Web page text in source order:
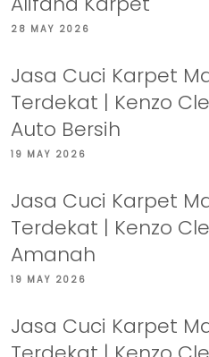
28 MAY 2026
Jasa Cuci Karpet
Terdekat | Kenzo
Auto Bersih
19 MAY 2026
Jasa Cuci Karpet
Terdekat | Kenzo
Amanah
19 MAY 2026
Jasa Cuci Karpet